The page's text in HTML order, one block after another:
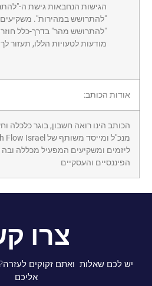
הגישות הנחבאות גישת ה-
"להתרושש במהירות".
"להתרושש מהר" בדרך-כלל
מודעות לטעויות הללו, תעזור
אודות הכותב:
הכותב הינו רואה חשבון, בוגר כלכלה
ליזמים ומשקיעים המפעיל מכללה ובה
הפיננסיים והעסקיים
צרו
יש לכם שאלות ואתם זקוקים
אליכם